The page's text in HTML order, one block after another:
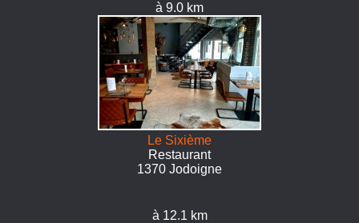
à 9.0 km
Le Sixième
Restaurant
1370 Jodoigne
à 12.1 km